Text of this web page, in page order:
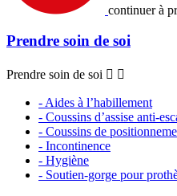
continuer à
Prendre soin de soi
Prendre soin de soi  
- Aides à l’habillement
- Coussins d’assise anti-
- Coussins de
- Incontinence
- Hygiène
- Soutien-gorge pour